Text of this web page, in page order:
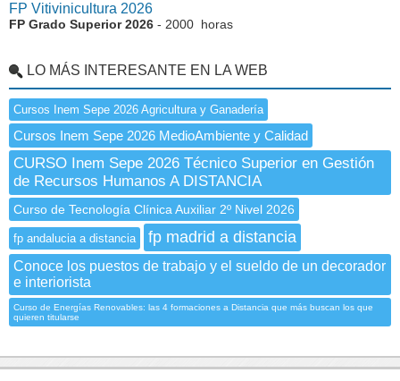
FP Vitivinicultura 2026
FP Grado Superior 2026 - 2000 horas
LO MÁS INTERESANTE EN LA WEB
Cursos Inem Sepe 2026 Agricultura y Ganadería
Cursos Inem Sepe 2026 MedioAmbiente y Calidad
CURSO Inem Sepe 2026 Técnico Superior en Gestión
de Recursos Humanos A DISTANCIA
Curso de Tecnología Clínica Auxiliar 2º Nivel 2026
fp andalucia a distancia fp madrid a distancia
Conoce los puestos de trabajo y el sueldo de un decorador
e interiorista
Curso de Energías Renovables: las 4 formaciones a Distancia que más buscan los que
quieren titularse